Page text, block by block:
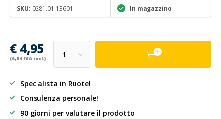
SKU: 0281.01.13601 In magazzino
€ 4,95
(6,04 IVA incl.)
Specialista in Ruote!
Consulenza personale!
90 giorni per valutare il prodotto